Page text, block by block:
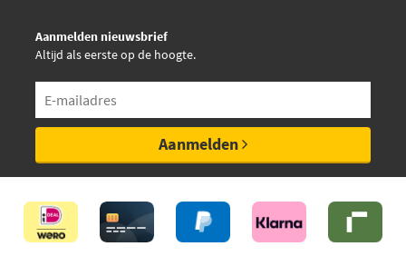
Aanmelden nieuwsbrief
Altijd als eerste op de hoogte.
Aanmelden